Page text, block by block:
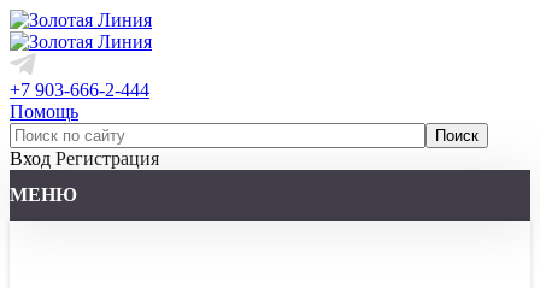
+7 903-666-2-444
Помощь
Вход Регистрация
МЕНЮ